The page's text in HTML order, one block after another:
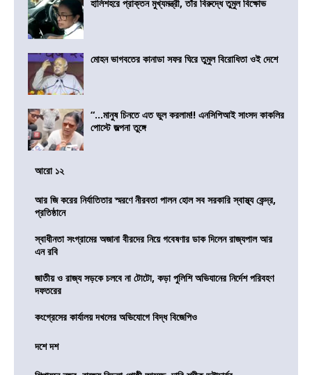
হালিশহরে প্রাক্তন মুখ্যমন্ত্রী, তাঁর বিরুদ্ধে তুমুল বিক্ষোভ
মোহন ভাগবতের কানাডা সফর ঘিরে তুমুল বিরোধিতা ওই দেশে
“…মানুষ চিনতে এত ভুল করলাম!! এনসিপিআই সাংসদ কাকলির
পোস্টে জল্পনা তুঙ্গে
আরো ১২
আর জি করের নির্যাতিতার স্মরণে নীরবতা পালন হোল সব সরকারি স্বাস্থ্য কেন্দ্র,
প্রতিষ্ঠানে
স্বাধীনতা সংগ্রামের অজানা বীরদের নিয়ে গবেষণার ডাক দিলেন রাজ্যপাল আর
এন রবি
জাতীয় ও রাজ্য সড়কে চলবে না টোটো, কড়া পুলিশি অভিযানের নির্দেশ পরিবহণ
দফতরের
কংগ্রেসের কার্যালয় দখলের অভিযোগে বিদ্ধ বিজেপিও
দশে দশ